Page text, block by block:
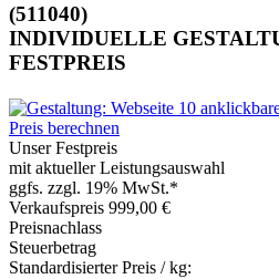
(511040)
INDIVIDUELLE
FESTPREIS
Unser Festpreis
mit aktueller Leistungsauswahl
ggfs. zzgl. 19% MwSt.*
Verkaufspreis 999,00 €
Preisnachlass
Steuerbetrag
Standardisierter Preis / kg: